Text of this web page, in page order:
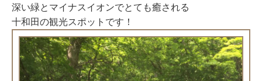
深い緑とマイナスイオンでとても癒される
十和田の観光スポットです！